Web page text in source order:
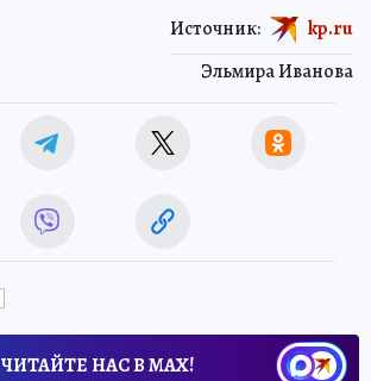
Эльмира Иванова
Источник: kp.ru
ЧИТАЙТЕ НАС В МАХ!